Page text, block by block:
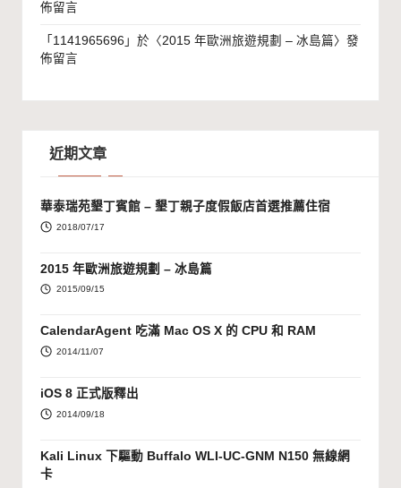
佈留言
「 1141965696 」於〈2015 年歐洲旅遊規劃 – 冰島篇〉發
佈留言
近期文章
華泰瑞苑墾丁賓館 – 墾丁親子度假飯店首選推薦住宿
2018/07/17
2015 年歐洲旅遊規劃 – 冰島篇
2015/09/15
CalendarAgent 吃滿 Mac OS X 的 CPU 和 RAM
2014/11/07
iOS 8 正式版釋出
2014/09/18
Kali Linux 下驅動 Buffalo WLI-UC-GNM N150 無線網
卡